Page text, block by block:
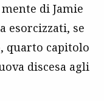
di Jamie
esorcizzati, se
quarto capitolo
discesa agli